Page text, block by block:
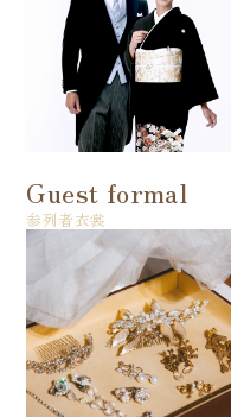
Guest formal
参列者衣裳